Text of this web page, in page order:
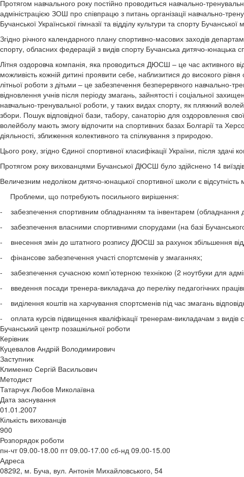
Протягом навчального року постійно проводиться навчально-
адміністрацією ЗОШ про співпрацю з питань організації навчально-
Бучанської Української гімназії та відділу культури та спорту Бучанської
Згідно річного календарного плану спортивно-масових заходів
спорту, обласних федерацій з видів спорту Бучанська дитячо-юнацька
Літня оздоровча компанія, яка проводиться ДЮСШ – це час активного
можливість кожній дитині проявити себе, наблизитися до високого
літньої роботи з дітьми – це забезпечення безперервного навчально-
відновлення учнів після періоду змагань, зайнятості і соціальної
навчально-тренувальної роботи, у таких видах спорту, як пляжний
збори. Пошук відповідної бази, табору, санаторію для оздоровлення
волейболу мають змогу відпочити на спортивних базах Болгарії та
діяльності, зближення колективного та спілкування з природою.
Цього року, згідно Єдиної спортивної класифікації України, після
Протягом року вихованцями Бучанської ДЮСШ було здійснено 14
Величезним недоліком дитячо-юнацької спортивної школи є відсутність
Проблеми, що потребують посильного вирішення:
- забезпечення спортивним обладнанням та інвентарем (обладнання
- забезпечення власними спортивними спорудами (на базі
- внесення змін до штатного розпису ДЮСШ за рахунок
- фінансове забезпечення участі спортсменів у
- забезпечення сучасною комп’ютерною технікою (2 ноутбуки для
- введення посади тренера-викладача до переліку педагогічних
- виділення коштів на харчування спортсменів під час змагань
- оплата курсів підвищення кваліфікації тренерам-викладачам з видів
Бучанський центр позашкільної роботи
Керівник
Куцевалов Андрій Володимирович
Заступник
Клименко Сергій Васильович
Методист
Татарчук Любов Миколаївна
Дата заснування
01.01.2007
Кількість вихованців
900
Розпорядок роботи
пн-чт 09.00-18.00 пт 09.00-17.00 сб-нд 09.00-15.00
Адреса
08292, м. Буча, вул. Антонія Михайловського, 54